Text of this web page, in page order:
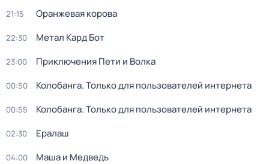
21:15 Оранжевая корова
22:30 Метал Кард Бот
23:00 Приключения Пети и Волка
00:50 Колобанга. Только для пользователей интернета
00:55 Колобанга. Только для пользователей интернета
02:30 Ералаш
04:00 Маша и Медведь